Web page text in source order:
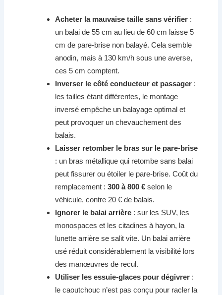
Acheter la mauvaise taille sans vérifier :
un balai de 55 cm au lieu de 60 cm laisse 5
cm de pare-brise non balayé. Cela semble
anodin, mais à 130 km/h sous une averse,
ces 5 cm comptent.
Inverser le côté conducteur et passager :
les tailles étant différentes, le montage
inversé empêche un balayage optimal et
peut provoquer un chevauchement des
balais.
Laisser retomber le bras sur le pare-brise
: un bras métallique qui retombe sans balai
peut fissurer ou étoiler le pare-brise. Coût du
remplacement :300 à 800 € selon le
véhicule, contre 20 € de balais.
Ignorer le balai arrière : sur les SUV, les
monospaces et les citadines à hayon, la
lunette arrière se salit vite. Un balai arrière
usé réduit considérablement la visibilité lors
des manœuvres de recul.
Utiliser les essuie-glaces pour dégivrer :
le caoutchouc n’est pas conçu pour racler la